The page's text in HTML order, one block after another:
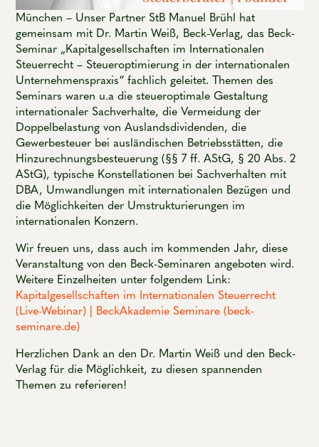
München – Unser Partner StB Manuel Brühl hat
gemeinsam mit Dr. Martin Weiß, Beck-Verlag, das Beck-
Seminar „Kapitalgesellschaften im Internationalen
Steuerrecht – Steueroptimierung in der internationalen
Unternehmenspraxis“ fachlich geleitet. Themen des
Seminars waren u.a die steueroptimale Gestaltung
internationaler Sachverhalte, die Vermeidung der
Doppelbelastung von Auslandsdividenden, die
Gewerbesteuer bei ausländischen Betriebsstätten, die
Hinzurechnungsbesteuerung (§§ 7 ff. AStG, § 20 Abs. 2
AStG), typische Konstellationen bei Sachverhalten mit
DBA, Umwandlungen mit internationalen Bezügen und
die Möglichkeiten der Umstrukturierungen im
internationalen Konzern.
Wir freuen uns, dass auch im kommenden Jahr, diese
Veranstaltung von den Beck-Seminaren angeboten wird.
Weitere Einzelheiten unter folgendem Link:
Kapitalgesellschaften im Internationalen Steuerrecht
(Live-Webinar) | BeckAkademie Seminare (beck-
seminare.de)
Herzlichen Dank an den Dr. Martin Weiß und den Beck-
Verlag für die Möglichkeit, zu diesen spannenden
Themen zu referieren!